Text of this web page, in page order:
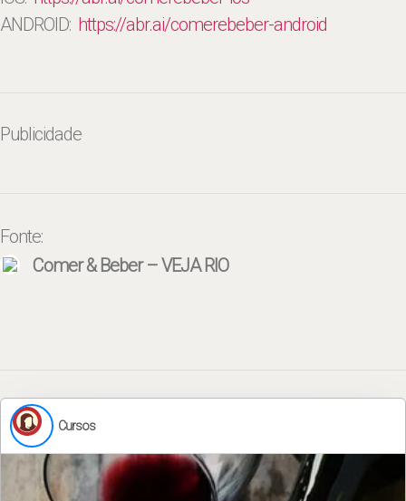
ANDROID: https://abr.ai/comerebeber-android
Publicidade
Fonte:
Comer & Beber – VEJA RIO
Cursos